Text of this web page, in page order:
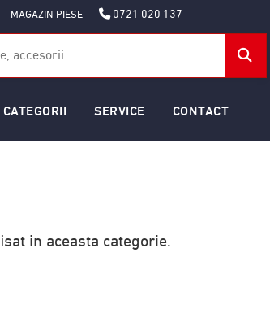
MAGAZIN PIESE 0721 020 137
CATEGORII SERVICE CONTACT
in aceasta categorie.